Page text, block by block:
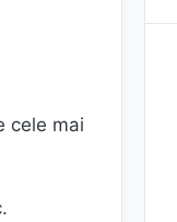
cele mai